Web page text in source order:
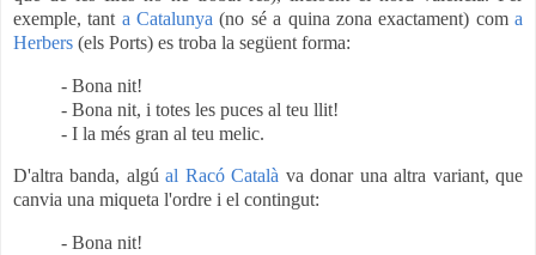
exemple, tant a Catalunya (no sé a quina zona exactament) coma
Herbers (els Ports) es troba la següent forma:
- Bona nit!
- Bona nit, i totes les puces al teu llit!
- I la més gran al teu melic.
D'altra banda, algúal Racó Català va donar una altra variant, que
canvia una miqueta l'ordre i el contingut:
- Bona nit!